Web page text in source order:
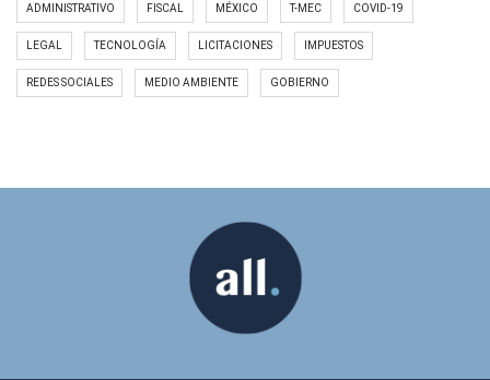
ADMINISTRATIVO FISCAL MÉXICO T-MEC COVID-19
LEGAL TECNOLOGÍA LICITACIONES IMPUESTOS
REDES SOCIALES MEDIO AMBIENTE GOBIERNO